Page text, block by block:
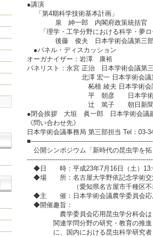
●講演
「第4期科学技術基本計画」
泉 紳一郎 内閣府政策統括官
「理学・工学分野における科学・夢ロ
後藤 俊夫 日本学術会議第三部副
●パネル・ディスカッション
オーガナイザー：岩澤 康裕
パネリスト：永宮 正治 日本学術会議第
北澤 宏一 日本学術会議第三
柘植 綾夫 日本学術会議第三
平 朝彦 日本学術会議第三
辻 篤子 朝日新聞論
●閉会挨拶 大垣 眞一郎 日本学術会議
《問い合わせ先》
日本学術会議事務局 第三部担当 Tel：03-
公開シンポジウム「新時代の昆虫学を拓
◆日 時：平成23年7月16日（土）
◆場 所：名古屋大学野依記念学術交
（愛知県名古屋市千種区不老
◆主 催：日本学術会議農学委員会応
◆開催趣旨：
農学委員会応用昆虫学分科会は、
関連学問分野の研究・教育の推進と
に、国内における昆虫科学研究者コ